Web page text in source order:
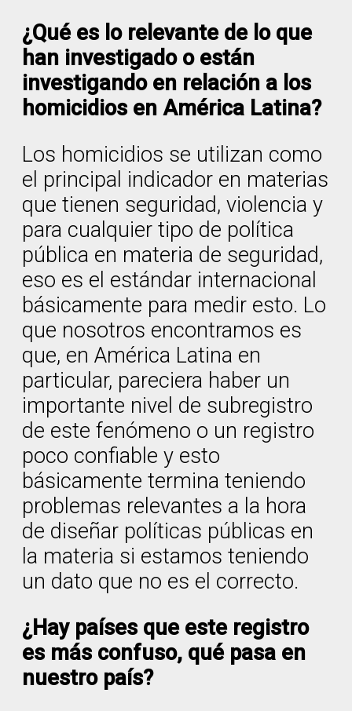
¿Qué es lo relevante de lo que
han investigado o están
investigando en relación a los
homicidios en América Latina?
Los homicidios se utilizan como
el principal indicador en materias
que tienen seguridad, violencia y
para cualquier tipo de política
pública en materia de seguridad,
eso es el estándar internacional
básicamente para medir esto. Lo
que nosotros encontramos es
que, en América Latina en
particular, pareciera haber un
importante nivel de subregistro
de este fenómeno o un registro
poco confiable y esto
básicamente termina teniendo
problemas relevantes a la hora
de diseñar políticas públicas en
la materia si estamos teniendo
un dato que no es el correcto.
¿Hay países que este registro
es más confuso, qué pasa en
nuestro país?